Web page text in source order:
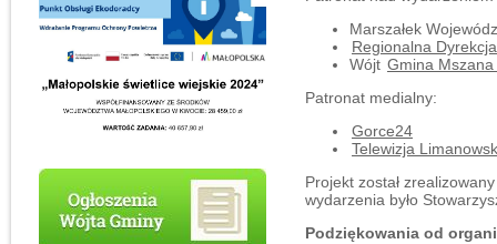
Marszałek
Regionalna
Wójt Gmina
Patronat medialny:
Gorce24
Telewizja
Projekt został
wydarzenia było
Podziękowania od